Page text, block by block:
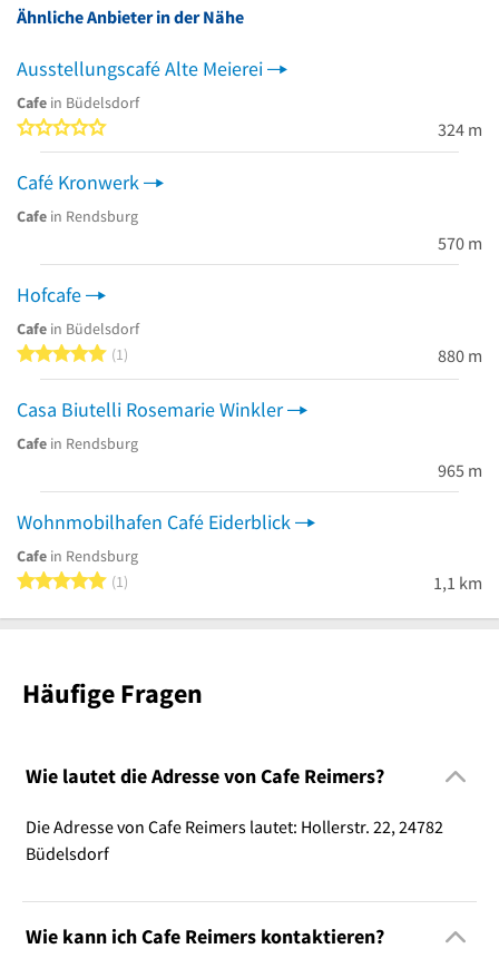
Ähnliche Anbieter in der Nähe
Ausstellungscafé Alte Meierei
Cafe in Büdelsdorf
324 m
Café Kronwerk
Cafe in Rendsburg
570 m
Hofcafe
Cafe in Büdelsdorf
5 von 5 Sternen
1 880 m
Casa Biutelli Rosemarie Winkler
Cafe in Rendsburg
965 m
Wohnmobilhafen Café Eiderblick
Cafe in Rendsburg
5 von 5 Sternen
1 1,1 km
Häufige Fragen
Wie lautet die Adresse von Cafe Reimers?
Die Adresse von Cafe Reimers lautet: Hollerstr. 22, 24782
Büdelsdorf
Wie kann ich Cafe Reimers kontaktieren?